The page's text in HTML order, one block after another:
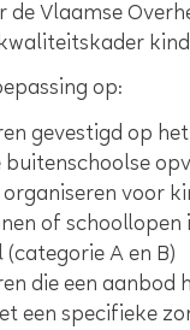
de Vlaamse
op:
gevestigd op
buitenschoolse
voor
of schoollopen
(categorie A en B)
die een aanbod
een specifieke